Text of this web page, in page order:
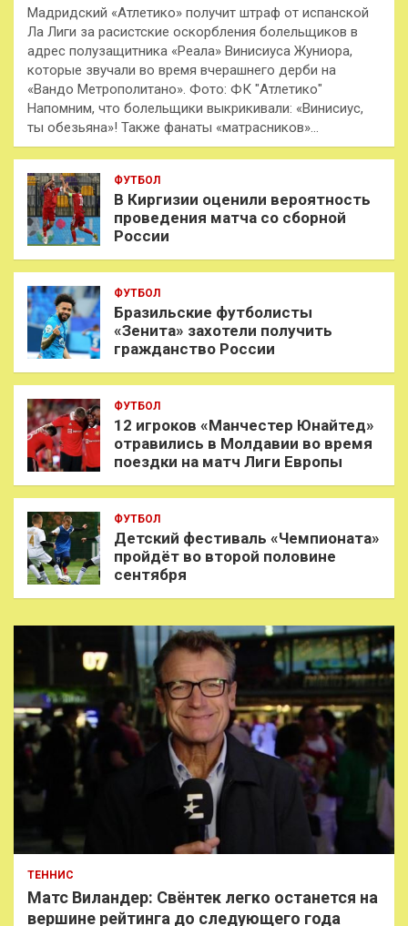
Мадридский «Атлетико» получит штраф от испанской
Ла Лиги за расистские оскорбления болельщиков в
адрес полузащитника «Реала» Винисиуса Жуниора,
которые звучали во время вчерашнего дерби на
«Вандо Метрополитано». Фото: ФК "Атлетико"
Напомним, что болельщики выкрикивали: «Винисиус,
ты обезьяна»! Также фанаты «матрасников»…
ФУТБОЛ
В Киргизии оценили вероятность
проведения матча со сборной
России
ФУТБОЛ
Бразильские футболисты
«Зенита» захотели получить
гражданство России
ФУТБОЛ
12 игроков «Манчестер Юнайтед»
отравились в Молдавии во время
поездки на матч Лиги Европы
ФУТБОЛ
Детский фестиваль «Чемпионата»
пройдёт во второй половине
сентября
ТЕННИС
Матс Виландер: Свёнтек легко останется на
вершине рейтинга до следующего года